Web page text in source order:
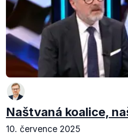
Naštvaná koalice,
10. července 2025